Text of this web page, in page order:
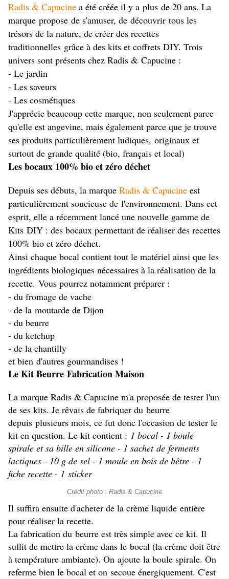
Radis & Capucine a été créée il y a plus de 20 ans. La
marque propose de s'amuser, de découvrir tous les
trésors de la nature, de créer des recettes
traditionnelles grâce à des kits et coffrets DIY. Trois
univers sont présents chez Radis & Capucine :
- Le jardin
- Les saveurs
- Les cosmétiques
J'apprécie beaucoup cette marque, non seulement parce
qu'elle est angevine, mais également parce que je trouve
ses produits particulièrement ludiques, originaux et
surtout de grande qualité (bio, français et local)
Les bocaux 100% bio et zéro déchet
Depuis ses débuts, la marque Radis & Capucine est
particulièrement soucieuse de l'environnement. Dans cet
esprit, elle a récemment lancé une nouvelle gamme de
Kits DIY : des bocaux permettant de réaliser des recettes
100% bio et zéro déchet.
Ainsi chaque bocal contient tout le matériel ainsi que les
ingrédients biologiques nécessaires à la réalisation de la
recette. Vous pourrez notamment préparer :
- du fromage de vache
- de la moutarde de Dijon
- du beurre
- du ketchup
- de la chantilly
et bien d'autres gourmandises !
​​​​​​​Le Kit Beurre Fabrication Maison
La marque Radis & Capucine m'a proposée de tester l'un
de ses kits. Je rêvais de fabriquer du beurre
depuis plusieurs mois, ce fut donc l'occasion de tester le
kit en question. Le kit contient : ​​​​​​​​​​​​​​1 bocal - 1 boule
spirale et sa bille en silicone - 1 sachet de ferments
lactiques - 10 g de sel - 1 moule en bois de hêtre - 1
fiche recette - 1 sticker
Crédit photo : Radis & Capucine
Il suffira ensuite d'acheter de la crème liquide entière
pour réaliser la recette.
La fabrication du beurre est très simple avec ce kit. Il
suffit de mettre la crème dans le bocal (la crème doit être
à température ambiante). On ajoute la boule spirale. On
referme bien le bocal et on secoue énergiquement. C'est